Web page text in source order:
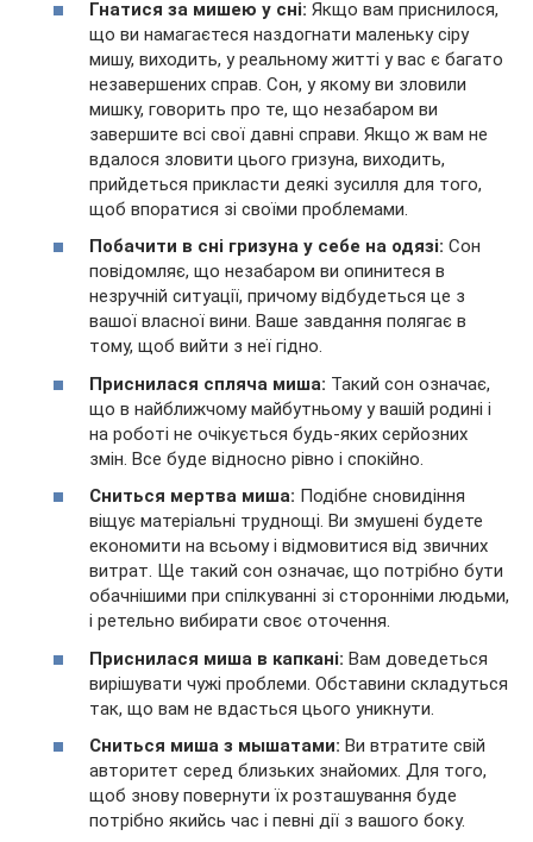
Гнатися за мишею у сні: Якщо вам приснилося,
що ви намагаєтеся наздогнати маленьку сіру
мишу, виходить, у реальному житті у вас є багато
незавершених справ. Сон, у якому ви зловили
мишку, говорить про те, що незабаром ви
завершите всі свої давні справи. Якщо ж вам не
вдалося зловити цього гризуна, виходить,
прийдеться прикласти деякі зусилля для того,
щоб впоратися зі своїми проблемами.
Побачити в сні гризуна у себе на одязі: Сон
повідомляє, що незабаром ви опинитеся в
незручній ситуації, причому відбудеться це з
вашої власної вини. Ваше завдання полягає в
тому, щоб вийти з неї гідно.
Приснилася спляча миша: Такий сон означає,
що в найближчому майбутньому у вашій родині і
на роботі не очікується будь-яких серйозних
змін. Все буде відносно рівно і спокійно.
Сниться мертва миша: Подібне сновидіння
віщує матеріальні труднощі. Ви змушені будете
економити на всьому і відмовитися від звичних
витрат. Ще такий сон означає, що потрібно бути
обачнішими при спілкуванні зі сторонніми людьми,
і ретельно вибирати своє оточення.
Приснилася миша в капкані: Вам доведеться
вирішувати чужі проблеми. Обставини складуться
так, що вам не вдасться цього уникнути.
Сниться миша з мышатами: Ви втратите свій
авторитет серед близьких знайомих. Для того,
щоб знову повернути їх розташування буде
потрібно якийсь час і певні дії з вашого боку.